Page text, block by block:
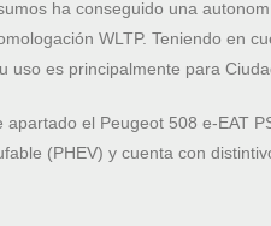
ha conseguido una
WLTP. Teniendo en
uso es principalmente para
el Peugeot 508 e-EAT
(PHEV) y cuenta con